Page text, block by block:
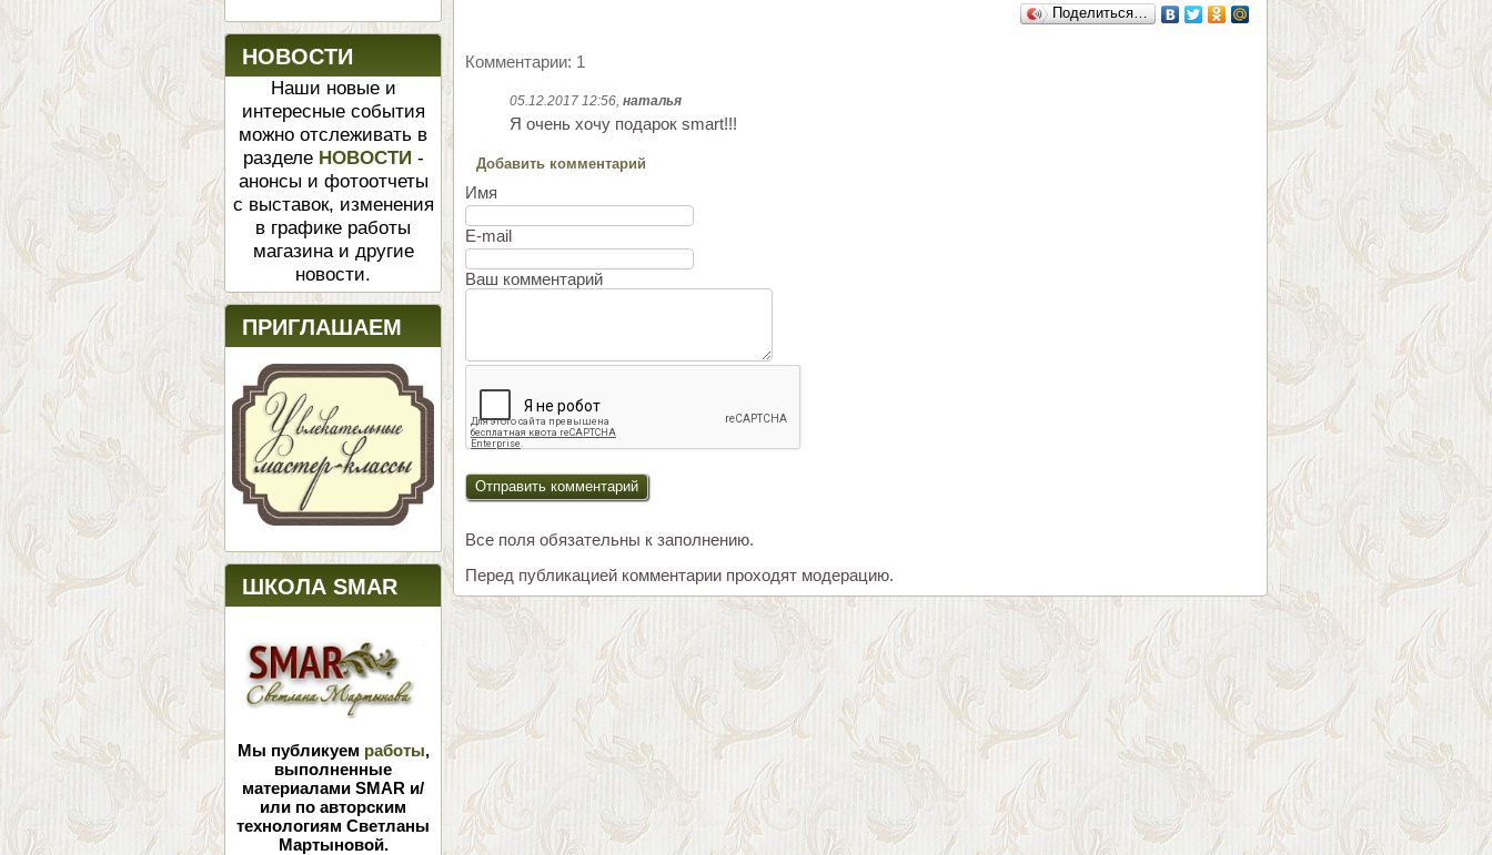
НОВОСТИ
Наши новые и
интересные события
можно отслеживать в
разделе НОВОСТИ -
анонсы и фотоотчеты
с выставок, изменения
в графике работы
магазина и другие
новости.
ПРИГЛАШАЕМ
ШКОЛА SMAR
Мы публикуем работы,
выполненные
материалами SMAR и/
или по авторским
технологиям Светланы
Мартыновой.
Поделиться…
Комментарии: 1
05.12.2017 12:56, наталья
Я очень хочу подарок smart!!!
Добавить комментарий
Имя
E-mail
Ваш комментарий
Все поля обязательны к заполнению.
Перед публикацией комментарии проходят модерацию.